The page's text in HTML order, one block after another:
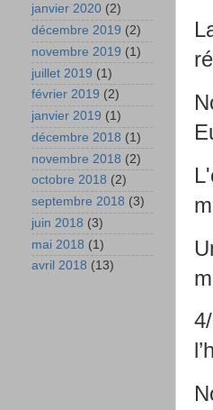
janvier 2020 (2)
décembre 2019 (2)
novembre 2019 (1)
juillet 2019 (1)
février 2019 (2)
janvier 2019 (1)
décembre 2018 (1)
novembre 2018 (2)
octobre 2018 (2)
septembre 2018 (3)
juin 2018 (3)
mai 2018 (1)
avril 2018 (13)